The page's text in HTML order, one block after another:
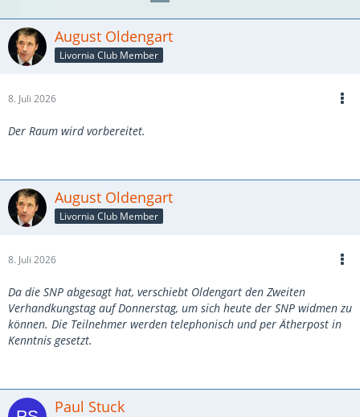
August Oldengart
Livornia Club Member
8. Juli 2026
Der Raum wird vorbereitet.
August Oldengart
Livornia Club Member
8. Juli 2026
Da die SNP abgesagt hat, verschiebt Oldengart den Zweiten
Verhandkungstag auf Donnerstag, um sich heute der SNP widmen zu
können. Die Teilnehmer werden telephonisch und per Ätherpost in
Kenntnis gesetzt.
Paul Stuck